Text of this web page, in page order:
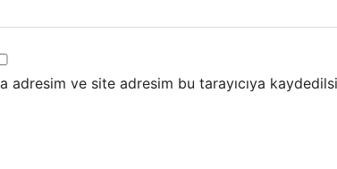
adresim ve site adresim bu tarayıcıya